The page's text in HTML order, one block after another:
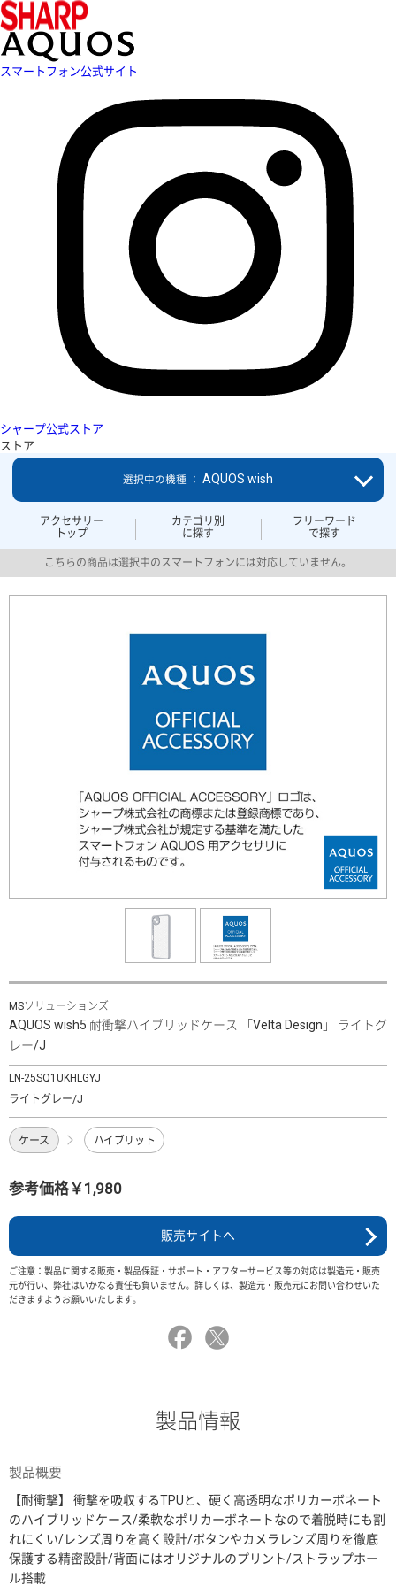
スマートフォン公式サイト
シャープ公式ストア
ストア
アクセサリー
トップ
カテゴリ別
に探す
フリーワード
で探す
選択中の機種 ： AQUOS wish
こちらの商品は選択中のスマートフォンには対応していません。
MSソリューションズ
AQUOS wish5 耐衝撃ハイブリッドケース 「Velta Design」 ライトグ
レー/J
LN-25SQ1UKHLGYJ
ライトグレー/J
ケース ハイブリット
参考価格￥1,980
販売サイトへ
ご注意：製品に関する販売・製品保証・サポート・アフターサービス等の対応は製造元・販売
元が行い、弊社はいかなる責任も負いません。詳しくは、製造元・販売元にお問い合わせいた
だきますようお願いいたします。
製品情報
製品概要
【耐衝撃】 衝撃を吸収するTPUと、硬く高透明なポリカーボネート
のハイブリッドケース/柔軟なポリカーボネートなので着脱時にも割
れにくい/レンズ周りを高く設計/ボタンやカメラレンズ周りを徹底
保護する精密設計/背面にはオリジナルのプリント/ストラップホー
ル搭載